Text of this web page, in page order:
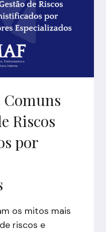
Riscos
por
os mitos mais
riscos e